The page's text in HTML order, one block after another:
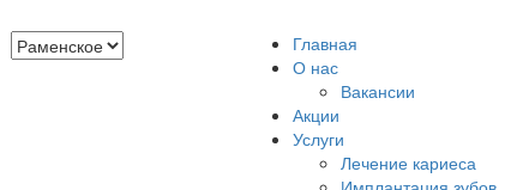
Главная
О нас
Вакансии
Акции
Услуги
Лечение кариеса